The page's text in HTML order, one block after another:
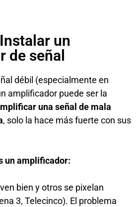
un
de señal
débil (especialmente en
amplificador puede ser la
una señal de mala
, solo la hace más fuerte con sus
un amplificador:
bien y otros se pixelan
3, Telecinco). El problema